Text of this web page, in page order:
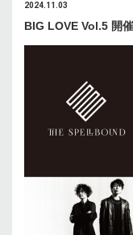
2024.11.03
BIG LOVE Vol.5 開催